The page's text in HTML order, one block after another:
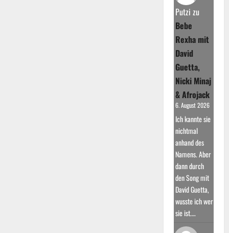
Putzi zu
Bebe
Rexha mit
David
Guetta,
Nicki Minaj
& Afrojack
6. August 2026
Ich kannte sie
nichtmal
anhand des
Namens. Aber
dann durch
den Song mit
David Guetta,
wusste ich wer
sie ist.…